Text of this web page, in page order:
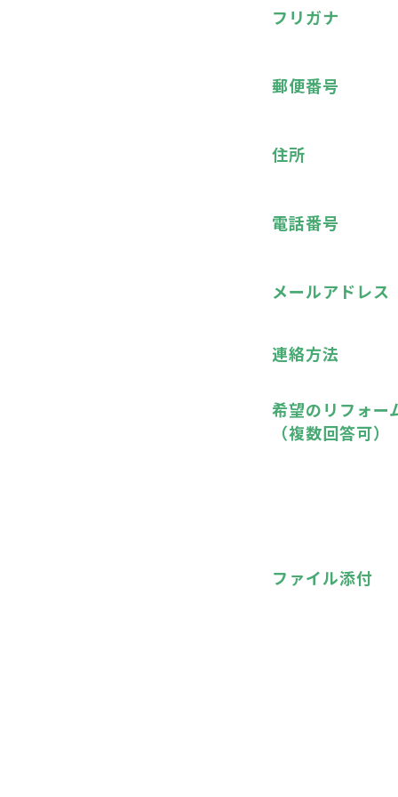
フリガナ
郵便番号
住所
電話番号
メールアドレス
連絡方法
希望のリフォー
（複数回答可）
ファイル添付